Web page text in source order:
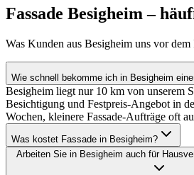
Fassade Besigheim –
Was Kunden aus Besigheim uns vor
Wie schnell bekomme ich in Besigheim
Besigheim liegt nur 10 km von unserem
Besichtigung und Festpreis-Angebot in
Wochen, kleinere Fassade-Aufträge oft
Was kostet Fassade in Besigheim?
Arbeiten Sie in Besigheim auch für